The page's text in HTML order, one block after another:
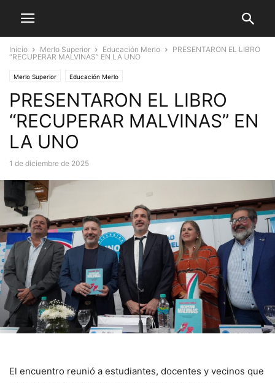
Inicio Merlo Superior Educación Merlo
PRESENTARON EL LIBRO
“RECUPERAR MALVINAS” EN LA UNO
Merlo Superior Educación Merlo
PRESENTARON EL LIBRO
“RECUPERAR MALVINAS” EN
LA UNO
1 de diciembre de 2025
El encuentro reunió a estudiantes, docentes y vecinos que